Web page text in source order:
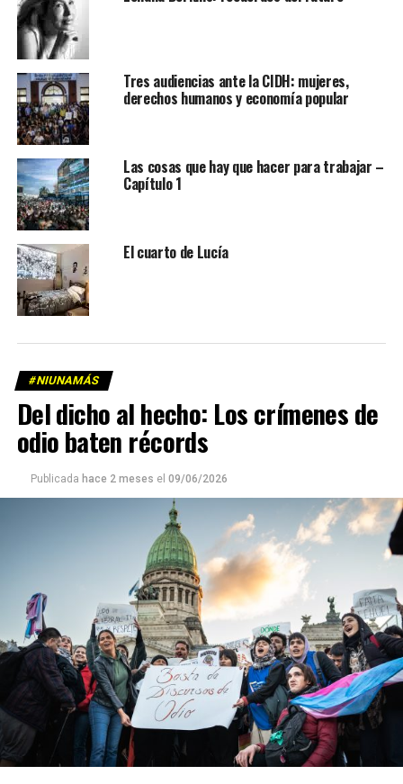
Tres audiencias ante la CIDH: mujeres,
derechos humanos y economía popular
Las cosas que hay que hacer para trabajar –
Capítulo 1
El cuarto de Lucía
#NIUNAMÁS
Del dicho al hecho: Los crímenes de
odio baten récords
Publicada hace 2 meses el 09/06/2026